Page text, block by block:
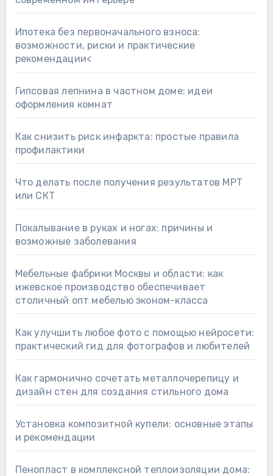
Ипотека без первоначального взноса:
возможности, риски и практические
рекомендации<
Гипсовая лепнина в частном доме: идеи
оформления комнат
Как снизить риск инфаркта: простые правила
профилактики
Что делать после получения результатов МРТ
или СКТ
Покалывание в руках и ногах: причины и
возможные заболевания
Мебельные фабрики Москвы и области: как
ижевское производство обеспечивает
столичный опт мебелью эконом-класса
Как улучшить любое фото с помощью нейросети:
практический гид для фотографов и любителей
Как гармонично сочетать металлочерепицу и
дизайн стен для создания стильного дома
Установка композитной купели: основные этапы
и рекомендации
Пенопласт в комплексной теплоизоляции дома: